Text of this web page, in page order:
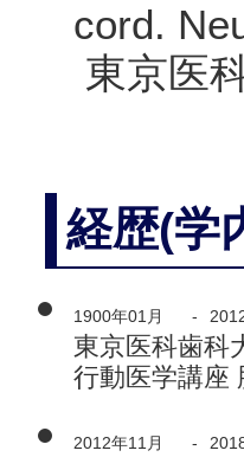
cord.
東京医
経歴(学
1900年01月 -
東京医科歯科
行動医学講座
2012年11月 -